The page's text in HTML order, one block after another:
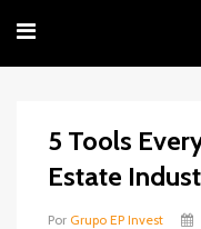
5 Tools
Estate
Por Grupo EP Invest